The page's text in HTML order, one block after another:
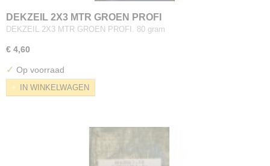
DEKZEIL 2X3 MTR GROEN PROFI
DEKZEIL 2X3 MTR GROEN PROFI. 80 gram
€ 4,60
✓ Op voorraad
IN WINKELWAGEN